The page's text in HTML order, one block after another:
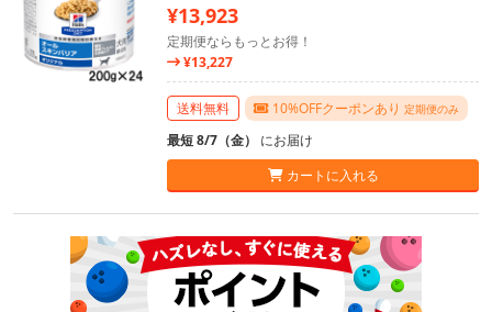
¥13,923
定期便ならもっとお得！
¥13,227
送料無料 10%OFFクーポンあり 定期便のみ
最短 8/7（金） にお届け
カートに入れる